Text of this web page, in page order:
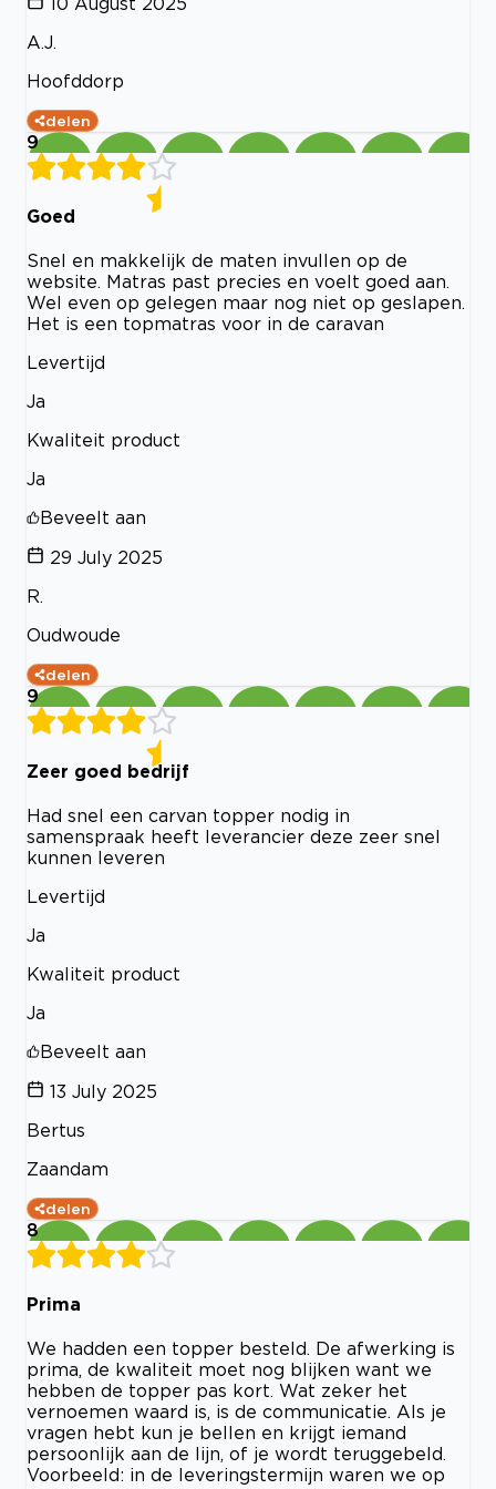
A.J.
Hoofddorp
delen
9
Goed
Snel en makkelijk de maten invullen op de
website. Matras past precies en voelt goed aan.
Wel even op gelegen maar nog niet op geslapen.
Het is een topmatras voor in de caravan
Levertijd
Ja
Kwaliteit product
Ja
Beveelt aan
29 July 2025
R.
Oudwoude
delen
9
Zeer goed bedrijf
Had snel een carvan topper nodig in
samenspraak heeft leverancier deze zeer snel
kunnen leveren
Levertijd
Ja
Kwaliteit product
Ja
Beveelt aan
13 July 2025
Bertus
Zaandam
delen
8
Prima
We hadden een topper besteld. De afwerking is
prima, de kwaliteit moet nog blijken want we
hebben de topper pas kort. Wat zeker het
vernoemen waard is, is de communicatie. Als je
vragen hebt kun je bellen en krijgt iemand
persoonlijk aan de lijn, of je wordt teruggebeld.
Voorbeeld: in de leveringstermijn waren we op